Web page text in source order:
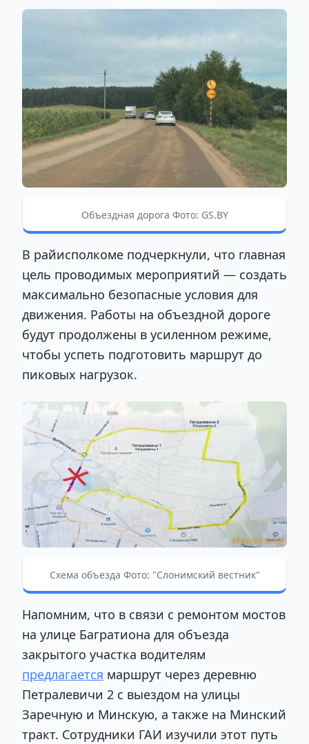
Объездная дорога Фото: GS.BY
В райисполкоме подчеркнули, что главная
цель проводимых мероприятий — создать
максимально безопасные условия для
движения. Работы на объездной дороге
будут продолжены в усиленном режиме,
чтобы успеть подготовить маршрут до
пиковых нагрузок.
Схема объезда Фото: "Слонимский вестник"
Напомним, что в связи с ремонтом мостов
на улице Багратиона для объезда
закрытого участка водителям
предлагается маршрут через деревню
Петралевичи 2 с выездом на улицы
Заречную и Минскую, а также на Минский
тракт. Сотрудники ГАИ изучили этот путь